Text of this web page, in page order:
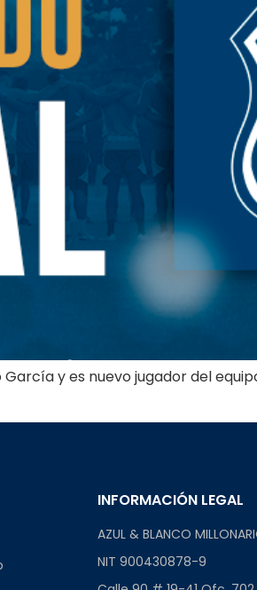
y es nuevo jugador del
INFORMACIÓN LEGAL
AZUL & BLANCO
NIT 900430878-9